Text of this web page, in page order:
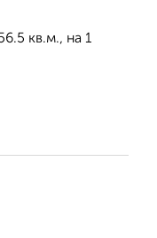
кв.м., на 1